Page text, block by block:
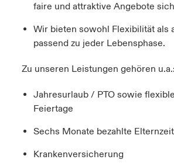
faire und attraktive Angebote
Wir bieten sowohl Flexibilität als
passend zu jeder Lebensphase.
Zu unseren Leistungen gehören u.a.:
Jahresurlaub / PTO sowie
Feiertage
Sechs Monate bezahlte
Krankenversicherung